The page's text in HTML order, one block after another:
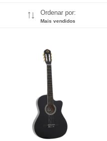
Ordenar por:
Mais vendidos